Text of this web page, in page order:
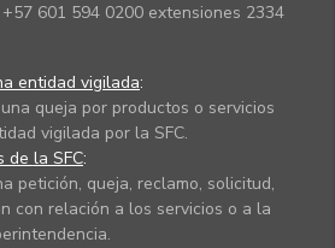
+57 601 594 0200 extensiones 2334
entidad vigilada:
queja por productos o servicios
vigilada por la SFC.
de la SFC:
petición, queja, reclamo, solicitud,
con relación a los servicios o a la